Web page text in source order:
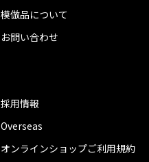
模倣品について
お問い合わせ
採用情報
Overseas
オンラインショップご利用規約